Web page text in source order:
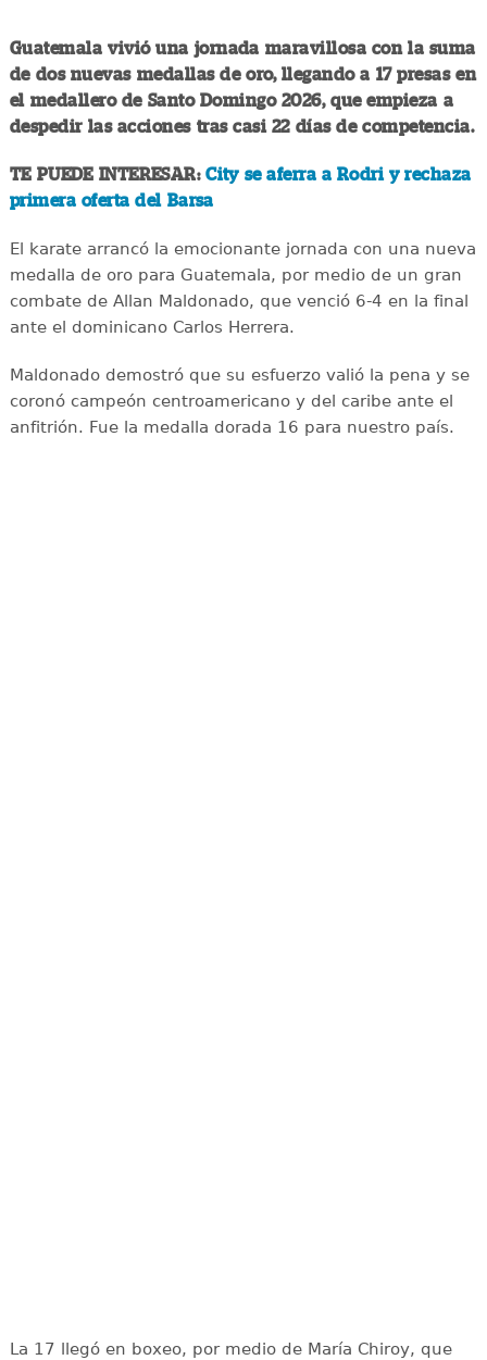
Guatemala vivió una jornada maravillosa con la suma
de dos nuevas medallas de oro, llegando a 17 presas en
el medallero de Santo Domingo 2026, que empieza a
despedir las acciones tras casi 22 días de competencia.
TE PUEDE INTERESAR:City se aferra a Rodri y rechaza
primera oferta del Barsa
El karate arrancó la emocionante jornada con una nueva
medalla de oro para Guatemala, por medio de un gran
combate de Allan Maldonado, que venció 6-4 en la final
ante el dominicano Carlos Herrera.
Maldonado demostró que su esfuerzo valió la pena y se
coronó campeón centroamericano y del caribe ante el
anfitrión. Fue la medalla dorada 16 para nuestro país.
La 17 llegó en boxeo, por medio de María Chiroy, que